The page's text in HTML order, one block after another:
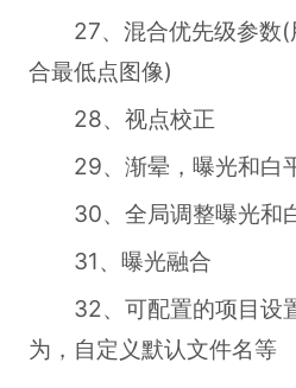
27、混合优先级参数(
合最低点图像)
28、视点校正
29、渐晕，曝光和白
30、全局调整曝光和
31、曝光融合
32、可配置的项目设
为，自定义默认文件名等